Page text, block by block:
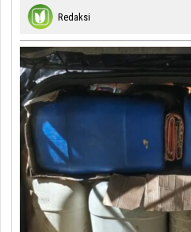
Redaksi